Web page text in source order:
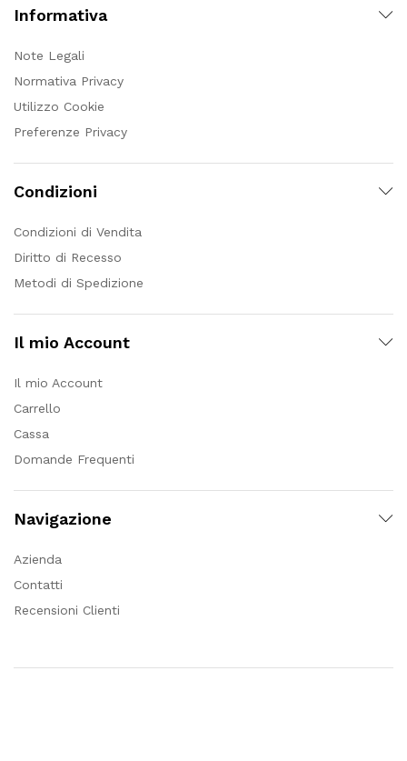
Informativa
Note Legali
Normativa Privacy
Utilizzo Cookie
Preferenze Privacy
Condizioni
Condizioni di Vendita
Diritto di Recesso
Metodi di Spedizione
Il mio Account
Il mio Account
Carrello
Cassa
Domande Frequenti
Navigazione
Azienda
Contatti
Recensioni Clienti